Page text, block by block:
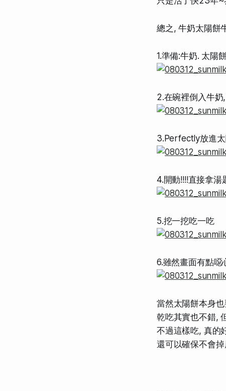
總之, 牛奶太陽餅
1.準備:牛奶. 太陽
2.在碗裡倒入牛
3.Perfectly放進
4.開動!!!!直接拿
5.挖一挖吃一吃
6.雖然畫面有點噁
當然太陽餅本身
乾吃其實也不錯,
不過這樣吃, 真的
還可以確保不會